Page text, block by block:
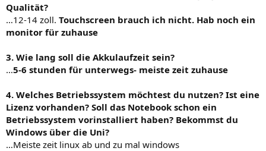
Qualität?
…12-14 zoll. Touchscreen brauch ich nicht. Hab noch ein
monitor für zuhause
3. Wie lang soll die Akkulaufzeit sein?
…5-6 stunden für unterwegs- meiste zeit zuhause
4. Welches Betriebssystem möchtest du nutzen? Ist eine
Lizenz vorhanden? Soll das Notebook schon ein
Betriebssystem vorinstalliert haben? Bekommst du
Windows über die Uni?
…Meiste zeit linux ab und zu mal windows